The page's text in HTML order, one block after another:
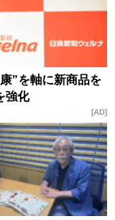
”を軸に新商品を
強化
AD